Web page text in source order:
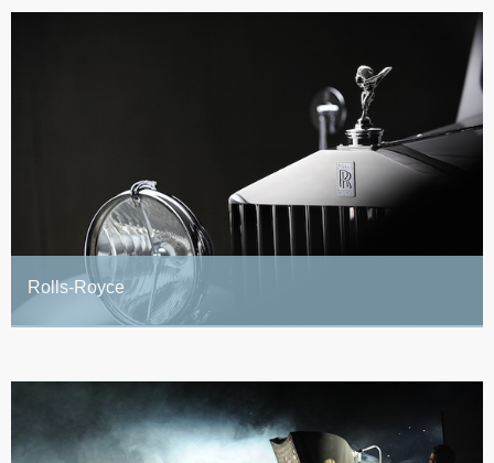
Rolls-Royce